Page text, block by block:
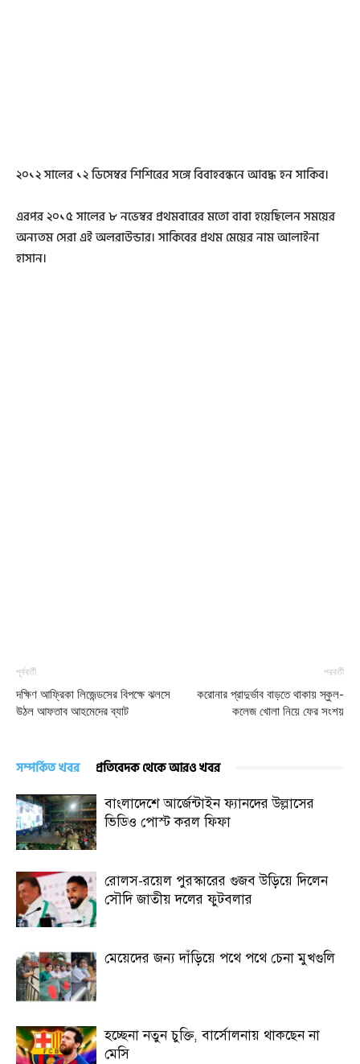
২০১২ সালের ১২ ডিসেম্বর শিশিরের সঙ্গে বিবাহবন্ধনে আবদ্ধ হন সাকিব।
এরপর ২০১৫ সালের ৮ নভেম্বর প্রথমবারের মতো বাবা হয়েছিলেন সময়ের
অন্যতম সেরা এই অলরাউন্ডার। সাকিবের প্রথম মেয়ের নাম আলাইনা
হাসান।
পূর্ববর্তী
দক্ষিণ আফ্রিকা লিজেন্ডসের বিপক্ষে ঝলসে
উঠল আফতাব আহমেদের ব্যাট
পরবর্তী
করোনার প্রাদুর্ভাব বাড়তে থাকায় স্কুল-
কলেজ খোলা নিয়ে ফের সংশয়
সম্পর্কিত খবর প্রতিবেদক থেকে আরও খবর
বাংলাদেশে আর্জেন্টাইন ফ্যানদের উল্লাসের
ভিডিও পোস্ট করল ফিফা
রোলস-রয়েল পুরস্কারের গুজব উড়িয়ে দিলেন
সৌদি জাতীয় দলের ফুটবলার
মেয়েদের জন্য দাঁড়িয়ে পথে পথে চেনা মুখগুলি
হচ্ছেনা নতুন চুক্তি, বার্সোলনায় থাকছেন না
মেসি